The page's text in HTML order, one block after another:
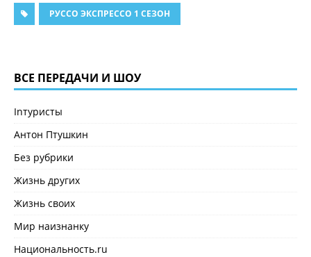
РУССО ЭКСПРЕССО 1 СЕЗОН
ВСЕ ПЕРЕДАЧИ И ШОУ
Inтуристы
Антон Птушкин
Без рубрики
Жизнь других
Жизнь своих
Мир наизнанку
Национальность.ru